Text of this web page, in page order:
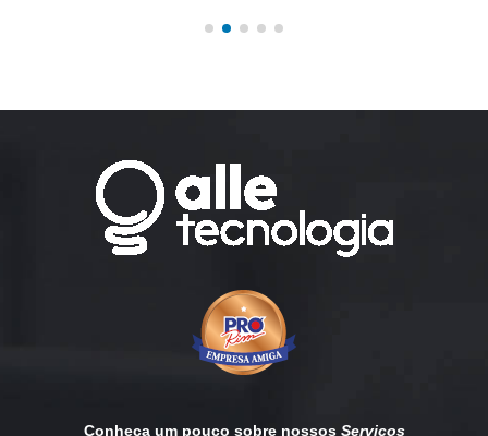
Conheça um pouco sobre nossos Serviços